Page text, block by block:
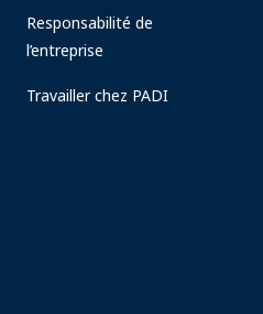
Responsabilité de
l’entreprise
Travailler chez PADI